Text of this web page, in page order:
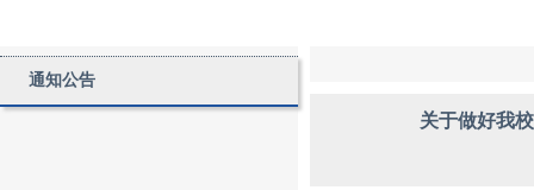
通知公告
关于做好我